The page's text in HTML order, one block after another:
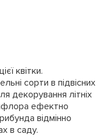
квітки.
сорти в підвісних
декорування літніх
ефектно
відмінно
в саду.